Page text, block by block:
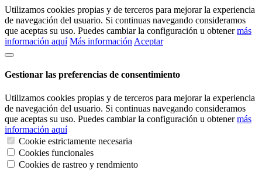
Utilizamos cookies propias y de terceros para mejorar la experiencia
de navegación del usuario. Si continuas navegando consideramos
que aceptas su uso. Puedes cambiar la configuración u obtenermás
información aquí Más información Aceptar
Gestionar las preferencias de consentimiento
Utilizamos cookies propias y de terceros para mejorar la experiencia
de navegación del usuario. Si continuas navegando consideramos
que aceptas su uso. Puedes cambiar la configuración u obtenermás
información aquí
Cookie estrictamente necesaria
Cookies funcionales
Cookies de rastreo y rendmiento